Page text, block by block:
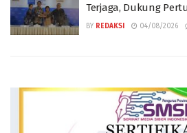
Terjaga, Dukung
BY REDAKSI 04/08/2026